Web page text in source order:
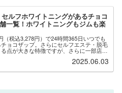
セルフホワイトニングがあるチョコ
一覧！ホワイトニングもジムも楽
（税込3,278円）で24時間365日いつでも
ョコザップ。さらにセルフエステ・脱毛
る点が大きな特徴ですが、さらに一部店舗
トニングを楽しむことがで...2025.06.03